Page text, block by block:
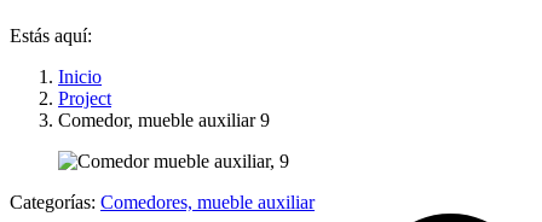
Estás aquí:
Inicio
Project
Comedor, mueble auxiliar 9
Categorías: Comedores, mueble auxiliar